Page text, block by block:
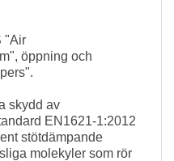
"Air
öppning och
skydd av
EN1621-1:2012
stötdämpande
molekyler som rör